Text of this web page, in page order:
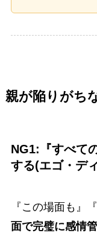
親が陥りがち
NG1:『すべて
する(エゴ・デ
『この場面も』
面で完璧に感情